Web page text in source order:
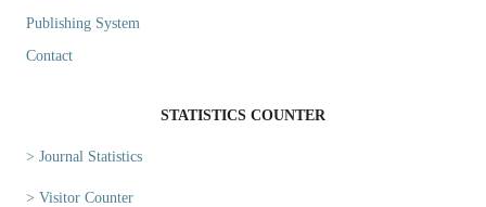
Publishing System
Contact
STATISTICS COUNTER
> Journal Statistics
> Visitor Counter